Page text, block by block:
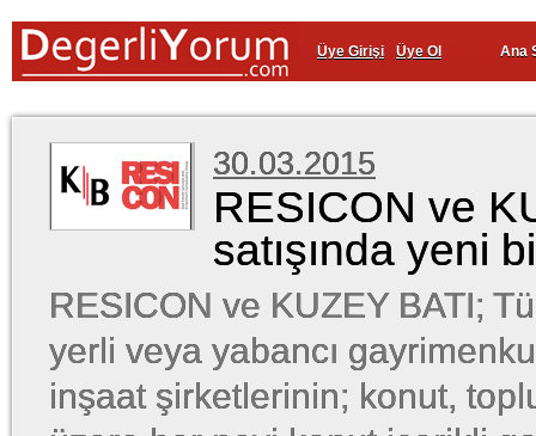
Üye Girişi Üye Ol Ana
30.03.2015
RESICON ve
satışında yeni
RESICON ve KUZEY BATI;
yerli veya yabancı
inşaat şirketlerinin; konut,